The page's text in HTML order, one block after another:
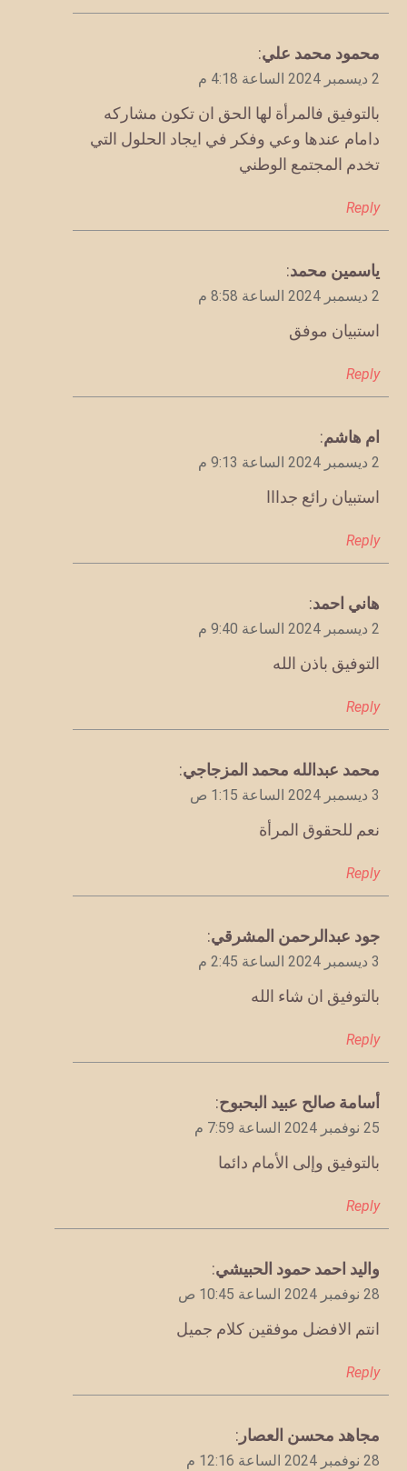
يقول
محمود محمد علي:
2 ديسمبر 2024 الساعة 4:18 م
بالتوفيق فالمرأة لها الحق ان تكون مشاركه
دامام عندها وعي وفكر في ايجاد الحلول التي
تخدم المجتمع الوطني
Reply
يقول
ياسمين محمد:
2 ديسمبر 2024 الساعة 8:58 م
استبيان موفق
Reply
يقول
ام هاشم:
2 ديسمبر 2024 الساعة 9:13 م
استبيان رائع جدااا
Reply
يقول
هاني احمد:
2 ديسمبر 2024 الساعة 9:40 م
التوفيق باذن الله
Reply
يقول
محمد عبدالله محمد المزجاجي:
3 ديسمبر 2024 الساعة 1:15 ص
نعم للحقوق المرأة
Reply
يقول
جود عبدالرحمن المشرقي:
3 ديسمبر 2024 الساعة 2:45 م
بالتوفيق ان شاء الله
Reply
يقول
أسامة صالح عبيد البحبوح:
25 نوفمبر 2024 الساعة 7:59 م
بالتوفيق وإلى الأمام دائما
Reply
يقول
واليد احمد حمود الحبيشي:
28 نوفمبر 2024 الساعة 10:45 ص
انتم الافضل موفقين كلام جميل
Reply
يقول
مجاهد محسن العصار :
28 نوفمبر 2024 الساعة 12:16 م